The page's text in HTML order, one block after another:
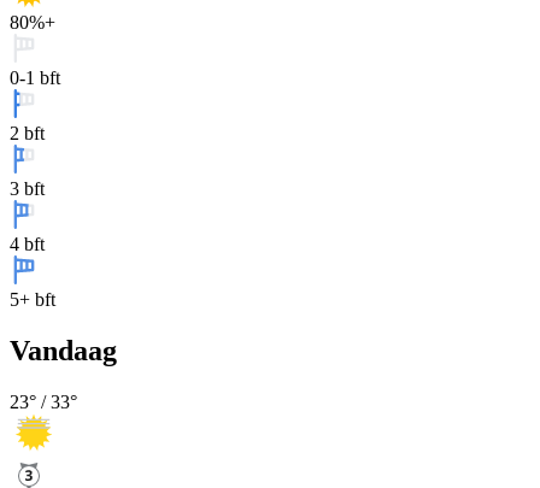
80%+
0-1 bft
2 bft
3 bft
4 bft
5+ bft
Vandaag
23° /33°